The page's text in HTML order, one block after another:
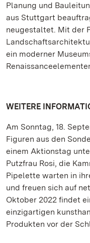
Planung und
aus Stuttgart
neugestaltet. Mit der
ein moderner
WEITERE
Am Sonntag, 18.
Figuren aus den
einem Aktionstag
Putzfrau Rosi, die
Pipelette warten in
und freuen sich auf
Oktober 2022 findet
einzigartigen
Produkten vor der